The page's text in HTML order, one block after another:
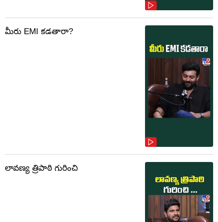
మీరు EMI కడతారా?
లావణ్య త్రిపాఠి గురించి